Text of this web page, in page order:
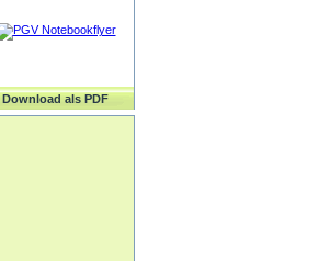
Download als PDF